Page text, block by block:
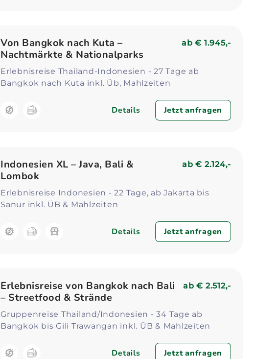
Von Bangkok nach Kuta –
Nachtmärkte & Nationalparks
ab€ 1.945,-
Erlebnisreise Thailand-Indonesien - 27 Tage ab
Bangkok nach Kuta inkl. Üb, Mahlzeiten
Details Jetzt anfragen
Indonesien XL – Java, Bali &
Lombok
ab€ 2.124,-
Erlebnisreise Indonesien - 22 Tage, ab Jakarta bis
Sanur inkl. ÜB & Mahlzeiten
Details Jetzt anfragen
Erlebnisreise von Bangkok nach Bali
– Streetfood & Strände
ab€ 2.512,-
Gruppenreise Thailand/Indonesien - 34 Tage ab
Bangkok bis Gili Trawangan inkl. ÜB & Mahlzeiten
Details Jetzt anfragen